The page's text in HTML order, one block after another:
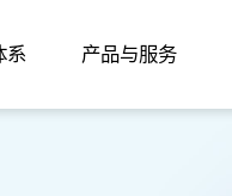
系 产品与服务